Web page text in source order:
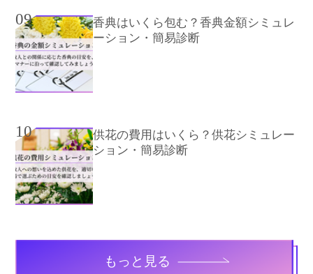
09
香典はいくら包む？香典金額シミュレ
ーション・簡易診断
10
供花の費用はいくら？供花シミュレー
ション・簡易診断
もっと見る